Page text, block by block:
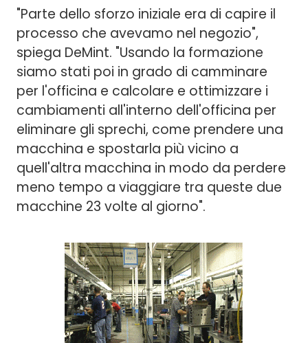
"Parte dello sforzo iniziale era di capire il
processo che avevamo nel negozio",
spiega DeMint. "Usando la formazione
siamo stati poi in grado di camminare
per l'officina e calcolare e ottimizzare i
cambiamenti all'interno dell'officina per
eliminare gli sprechi, come prendere una
macchina e spostarla più vicino a
quell'altra macchina in modo da perdere
meno tempo a viaggiare tra queste due
macchine 23 volte al giorno".